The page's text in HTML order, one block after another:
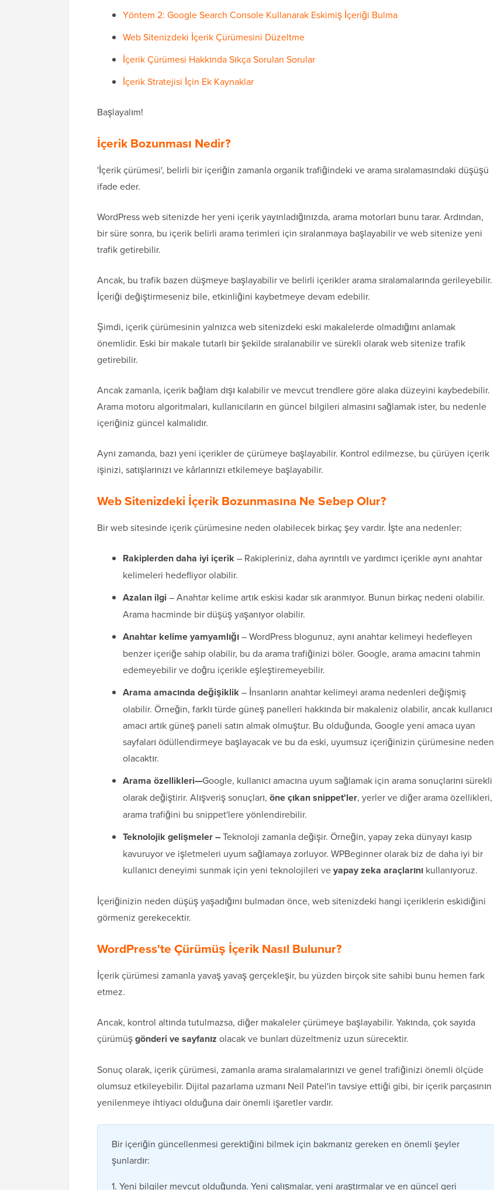
Yöntem 2: Google Search Console Kullanarak Eskimiş İçeriği Bulma
Web Sitenizdeki İçerik Çürümesini Düzeltme
İçerik Çürümesi Hakkında Sıkça Sorulan Sorular
İçerik Stratejisi İçin Ek Kaynaklar
Başlayalım!
İçerik Bozunması Nedir?
'İçerik çürümesi', belirli bir içeriğin zamanla organik trafiğindeki ve arama sıralamasındaki düşüşü
ifade eder.
WordPress web sitenizde her yeni içerik yayınladığınızda, arama motorları bunu tarar. Ardından,
bir süre sonra, bu içerik belirli arama terimleri için sıralanmaya başlayabilir ve web sitenize yeni
trafik getirebilir.
Ancak, bu trafik bazen düşmeye başlayabilir ve belirli içerikler arama sıralamalarında gerileyebilir.
İçeriği değiştirmeseniz bile, etkinliğini kaybetmeye devam edebilir.
Şimdi, içerik çürümesinin yalnızca web sitenizdeki eski makalelerde olmadığını anlamak
önemlidir. Eski bir makale tutarlı bir şekilde sıralanabilir ve sürekli olarak web sitenize trafik
getirebilir.
Ancak zamanla, içerik bağlam dışı kalabilir ve mevcut trendlere göre alaka düzeyini kaybedebilir.
Arama motoru algoritmaları, kullanıcıların en güncel bilgileri almasını sağlamak ister, bu nedenle
içeriğiniz güncel kalmalıdır.
Aynı zamanda, bazı yeni içerikler de çürümeye başlayabilir. Kontrol edilmezse, bu çürüyen içerik
işinizi, satışlarınızı ve kârlarınızı etkilemeye başlayabilir.
Web Sitenizdeki İçerik Bozunmasına Ne Sebep Olur?
Bir web sitesinde içerik çürümesine neden olabilecek birkaç şey vardır. İşte ana nedenler:
Rakiplerden daha iyi içerik– Rakipleriniz, daha ayrıntılı ve yardımcı içerikle aynı anahtar
kelimeleri hedefliyor olabilir.
Azalan ilgi – Anahtar kelime artık eskisi kadar sık aranmıyor. Bunun birkaç nedeni olabilir.
Arama hacminde bir düşüş yaşanıyor olabilir.
Anahtar kelime yamyamlığı– WordPress blogunuz, aynı anahtar kelimeyi hedefleyen
benzer içeriğe sahip olabilir, bu da arama trafiğinizi böler. Google, arama amacını tahmin
edemeyebilir ve doğru içerikle eşleştiremeyebilir.
Arama amacında değişiklik– İnsanların anahtar kelimeyi arama nedenleri değişmiş
olabilir. Örneğin, farklı türde güneş panelleri hakkında bir makaleniz olabilir, ancak kullanıcı
amacı artık güneş paneli satın almak olmuştur. Bu olduğunda, Google yeni amaca uyan
sayfaları ödüllendirmeye başlayacak ve bu da eski, uyumsuz içeriğinizin çürümesine neden
olacaktır.
Arama özellikleri—Google, kullanıcı amacına uyum sağlamak için arama sonuçlarını sürekli
olarak değiştirir. Alışveriş sonuçları, öne çıkan snippet'ler, yerler ve diğer arama özellikleri,
arama trafiğini bu snippet'lere yönlendirebilir.
Teknolojik gelişmeler –Teknoloji zamanla değişir. Örneğin, yapay zeka dünyayı kasıp
kavuruyor ve işletmeleri uyum sağlamaya zorluyor. WPBeginner olarak biz de daha iyi bir
kullanıcı deneyimi sunmak için yeni teknolojileri veyapay zeka araçlarını kullanıyoruz.
İçeriğinizin neden düşüş yaşadığını bulmadan önce, web sitenizdeki hangi içeriklerin eskidiğini
görmeniz gerekecektir.
WordPress'te Çürümüş İçerik Nasıl Bulunur?
İçerik çürümesi zamanla yavaş yavaş gerçekleşir, bu yüzden birçok site sahibi bunu hemen fark
etmez.
Ancak, kontrol altında tutulmazsa, diğer makaleler çürümeye başlayabilir. Yakında, çok sayıda
çürümüşgönderi ve sayfanız olacak ve bunları düzeltmeniz uzun sürecektir.
Sonuç olarak, içerik çürümesi, zamanla arama sıralamalarınızı ve genel trafiğinizi önemli ölçüde
olumsuz etkileyebilir. Dijital pazarlama uzmanı Neil Patel'in tavsiye ettiği gibi, bir içerik parçasının
yenilenmeye ihtiyacı olduğuna dair önemli işaretler vardır.
Bir içeriğin güncellenmesi gerektiğini bilmek için bakmanız gereken en önemli şeyler
şunlardır:
1. Yeni bilgiler mevcut olduğunda. Yeni çalışmalar, yeni araştırmalar ve en güncel geri